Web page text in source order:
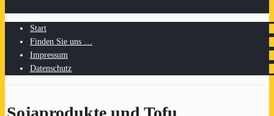
Start
Finden Sie uns …
Impressum
Datenschutz